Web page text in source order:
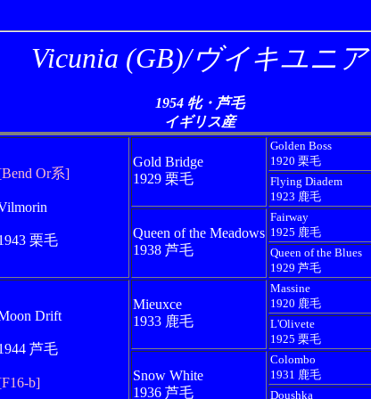
Vicunia (GB)/ヴイキユニア
1954 牝・芦毛
イギリス産
Or系]
栗毛
Gold Bridge
1929 栗毛
Golden Boss
1920 栗毛
Flying Diadem
1923 鹿毛
Queen of the Meadows
1938 芦毛
Fairway
1925 鹿毛
Queen of the Blues
1929 芦毛
Drift
芦毛
b]
Mieuxce
1933 鹿毛
Massine
1920 鹿毛
L'Olivete
1925 栗毛
Snow White
1936 芦毛
Colombo
1931 鹿毛
Doushka